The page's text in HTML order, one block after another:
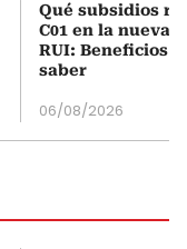
Qué subsidios
C01 en la nueva
RUI: Beneficios
saber
06/08/2026